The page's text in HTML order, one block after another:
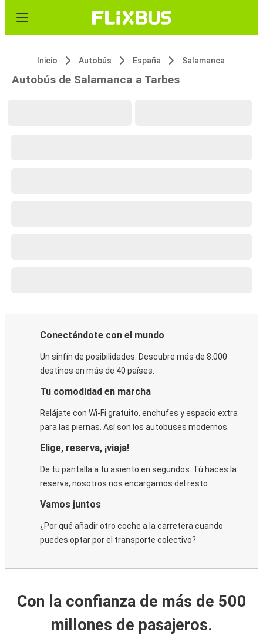
Inicio Autobús España Salamanca
Autobús de Salamanca a Tarbes
Conectándote con el mundo
Un sinfín de posibilidades. Descubre más de 8.000
destinos en más de 40 países.
Tu comodidad en marcha
Relájate con Wi-Fi gratuito, enchufes y espacio extra
para las piernas. Así son los autobuses modernos.
Elige, reserva, ¡viaja!
De tu pantalla a tu asiento en segundos. Tú haces la
reserva, nosotros nos encargamos del resto.
Vamos juntos
¿Por qué añadir otro coche a la carretera cuando
puedes optar por el transporte colectivo?
Con la confianza de más de 500
millones de pasajeros.